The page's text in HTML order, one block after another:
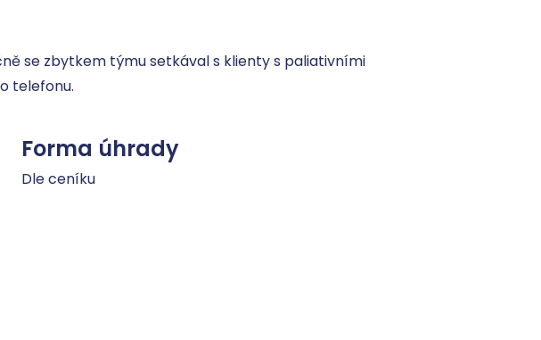
se zbytkem týmu setkával s klienty s paliativními
telefonu.
Forma úhrady
Dle ceníku